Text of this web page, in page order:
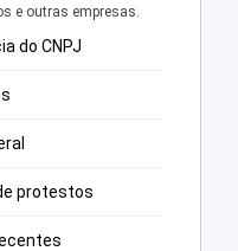
e outras empresas.
do CNPJ
protestos